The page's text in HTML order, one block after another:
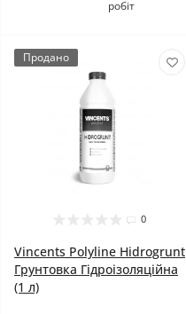
робіт
Продано
0
Vincents Polyline Hidrogrunt
Грунтовка Гідроізоляційна
(1 л)